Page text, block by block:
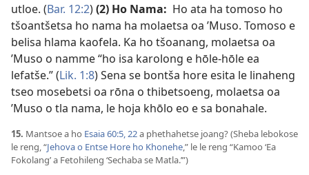
utloe. (Bar. 12:2)(2) Ho Nama: Ho ata ha tomoso ho
tšoantšetsa ho nama ha molaetsa oa ’Muso. Tomoso e
belisa hlama kaofela. Ka ho tšoanang, molaetsa oa
’Muso o namme “ho isa karolong e hōle-hōle ea
lefatše.” (Lik. 1:8) Sena se bontša hore esita le linaheng
tseo mosebetsi oa rōna o thibetsoeng, molaetsa oa
’Muso o tla nama, le hoja khōlo eo e sa bonahale.
15. Mantsoe a ho Esaia 60:5,22a phethahetse joang? (Sheba lebokose
le reng, “Jehova o Entse Hore ho Khonehe,” le le reng “Kamoo ‘Ea
Fokolang’ a Fetohileng ‘Sechaba se Matla.’”)